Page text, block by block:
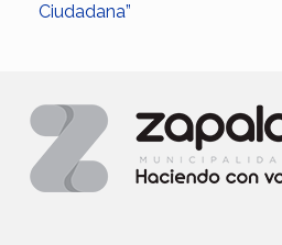
Ciudadana”